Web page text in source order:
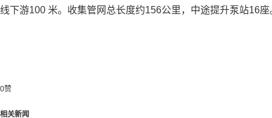
线下游100 米。收集管网总长度约156公里，中途提升泵站16
0赞
相关新闻